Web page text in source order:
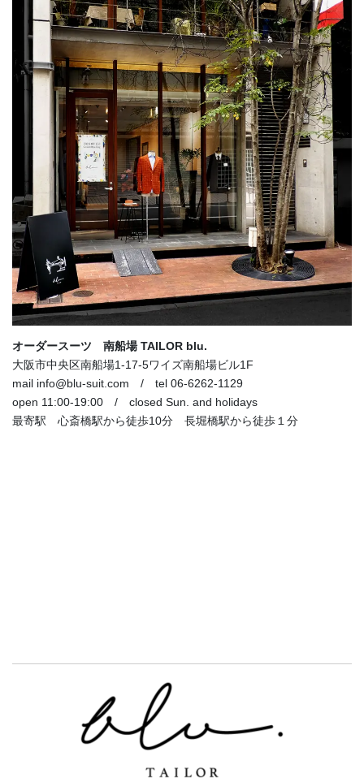
オーダースーツ 南船場 TAILOR blu.
大阪市中央区南船場1-17-5ワイズ南船場ビル1F
mail info@blu-suit.com / tel 06-6262-1129
open 11:00-19:00 / closed Sun. and holidays
最寄駅 心斎橋駅から徒歩10分 長堀橋駅から徒歩１分